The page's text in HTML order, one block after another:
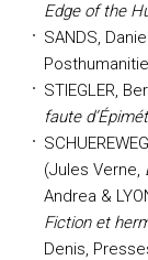
Edge of the
SANDS,
STIEGLER,
faute
(Jules Verne,
Andrea &
Fiction et
Denis,